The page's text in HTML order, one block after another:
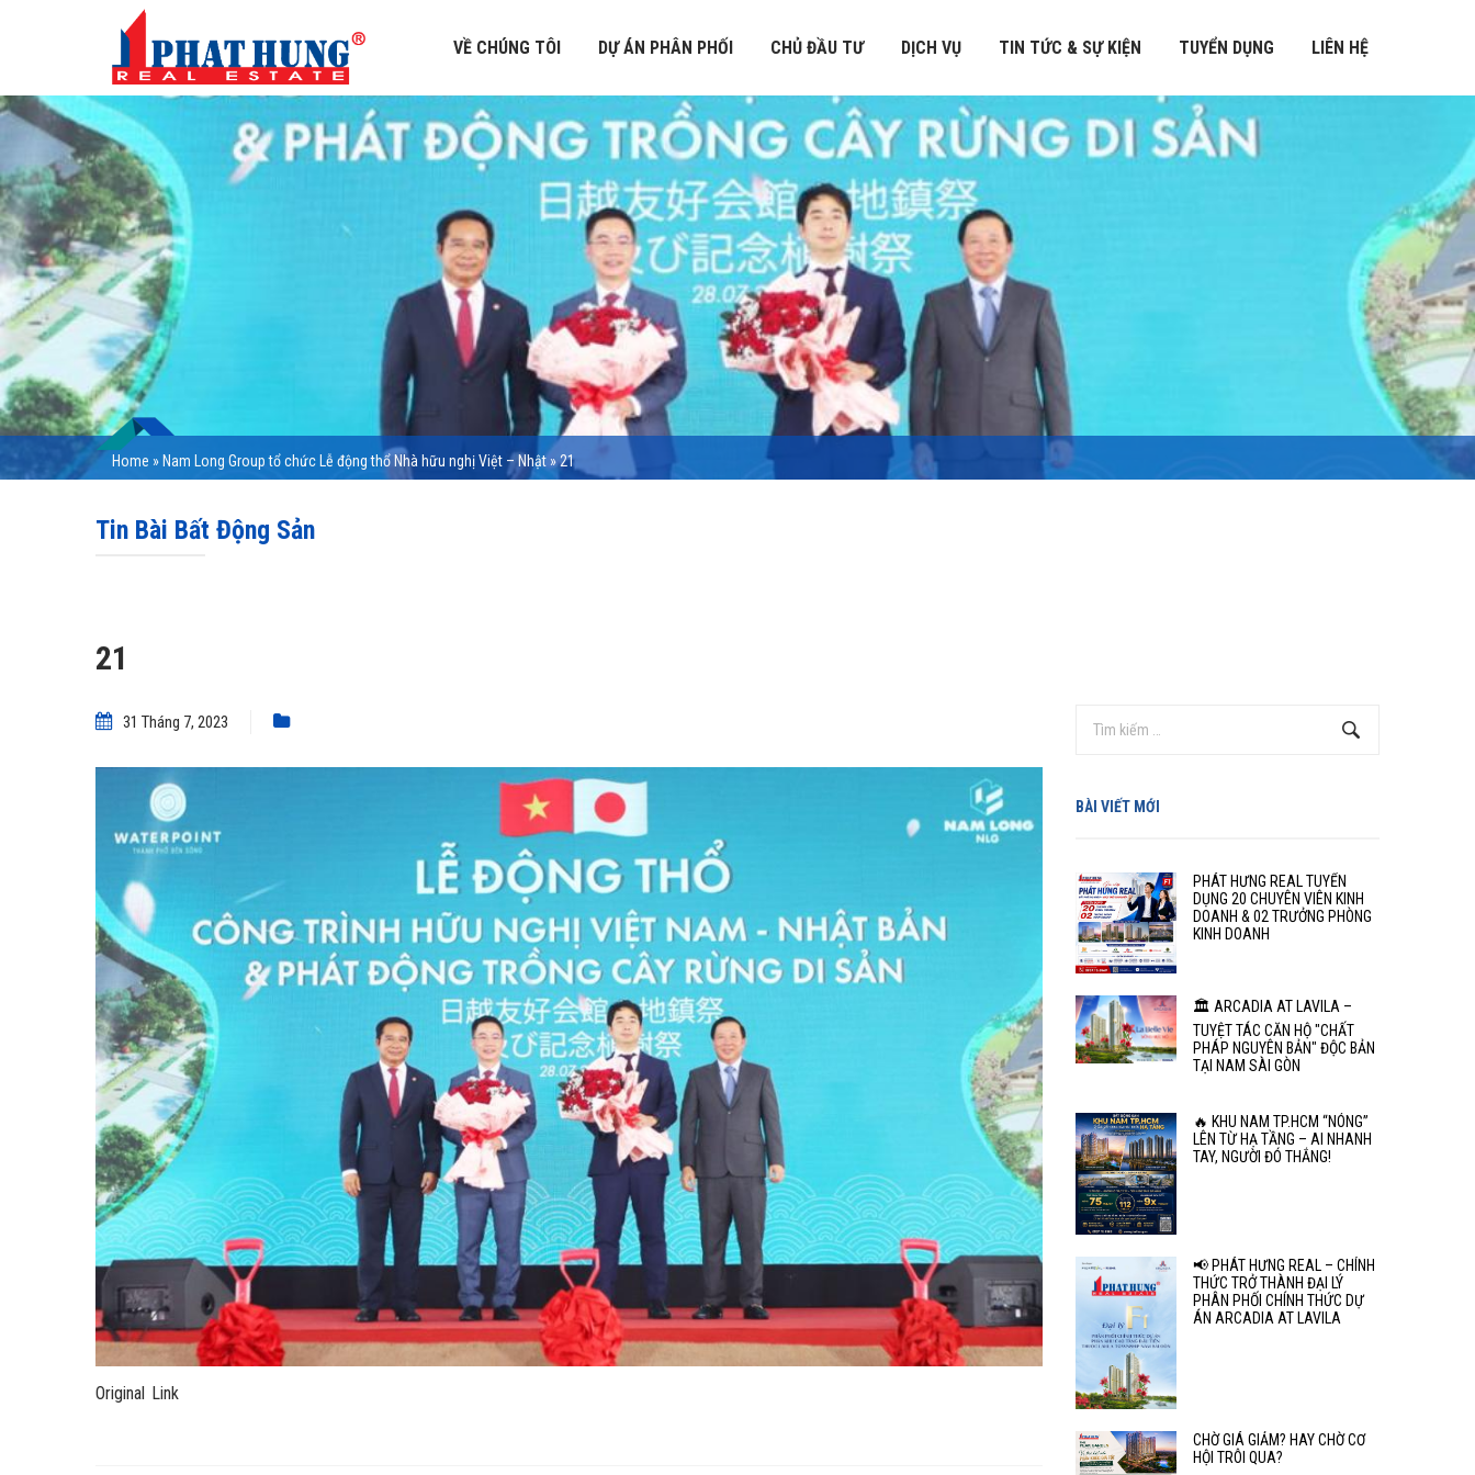
VỀ CHÚNG TÔI DỰ ÁN PHÂN PHỐI CHỦ ĐẦU TƯ DỊCH VỤ TIN TỨC & SỰ KIỆN TUYỂN DỤNG LIÊN HỆ
Home » Nam Long Group tổ chức Lễ động thổ Nhà hữu nghị Việt – Nhật »21
Tin Bài Bất Động Sản
21
31 Tháng 7, 2023
Original Link
BÀI VIẾT MỚI
PHÁT HƯNG REAL TUYỂN
DỤNG 20 CHUYÊN VIÊN KINH
DOANH & 02 TRƯỞNG PHÒNG
KINH DOANH
🏛️ ARCADIA AT LAVILA –
TUYỆT TÁC CĂN HỘ "CHẤT
PHÁP NGUYÊN BẢN" ĐỘC BẢN
TẠI NAM SÀI GÒN
🔥 KHU NAM TP.HCM “NÓNG”
LÊN TỪ HẠ TẦNG – AI NHANH
TAY, NGƯỜI ĐÓ THẮNG!
📢 PHÁT HƯNG REAL – CHÍNH
THỨC TRỞ THÀNH ĐẠI LÝ
PHÂN PHỐI CHÍNH THỨC DỰ
ÁN ARCADIA AT LAVILA
CHỜ GIÁ GIẢM? HAY CHỜ CƠ
HỘI TRÔI QUA?